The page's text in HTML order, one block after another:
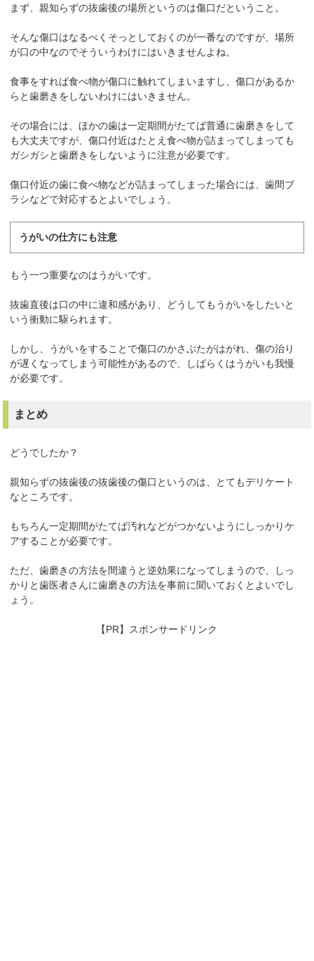
まず、親知らずの抜歯後の場所というのは傷口だということ。
そんな傷口はなるべくそっとしておくのが一番なのですが、場所
が口の中なのでそういうわけにはいきませんよね。
食事をすれば食べ物が傷口に触れてしまいますし、傷口があるか
らと歯磨きをしないわけにはいきません。
その場合には、ほかの歯は一定期間がたてば普通に歯磨きをして
も大丈夫ですが、傷口付近はたとえ食べ物が詰まってしまっても
ガシガシと歯磨きをしないように注意が必要です。
傷口付近の歯に食べ物などが詰まってしまった場合には、歯間ブ
ラシなどで対応するとよいでしょう。
うがいの仕方にも注意
もう一つ重要なのはうがいです。
抜歯直後は口の中に違和感があり、どうしてもうがいをしたいと
いう衝動に駆られます。
しかし、うがいをすることで傷口のかさぶたがはがれ、傷の治り
が遅くなってしまう可能性があるので、しばらくはうがいも我慢
が必要です。
まとめ
どうでしたか？
親知らずの抜歯後の抜歯後の傷口というのは、とてもデリケート
なところです。
もちろん一定期間がたてば汚れなどがつかないようにしっかりケ
アすることが必要です。
ただ、歯磨きの方法を間違うと逆効果になってしまうので、しっ
かりと歯医者さんに歯磨きの方法を事前に聞いておくとよいでし
ょう。
【PR】スポンサードリンク